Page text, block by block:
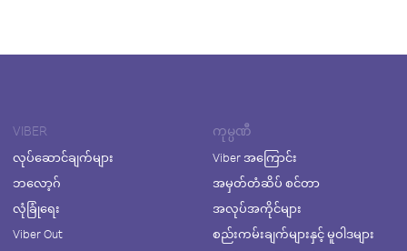
VIBER
လုပ်ဆောင်ချက်များ
ဘလော့ဂ်
လုံခြုံရေး
Viber Out
ကုမ္ပဏီ
Viber အကြောင်း
အမှတ်တံဆိပ် စင်တာ
အလုပ်အကိုင်များ
စည်းကမ်းချက်များနှင့် မူဝါဒများ